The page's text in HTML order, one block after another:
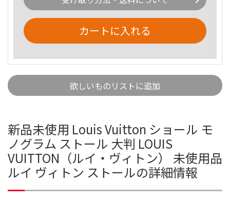
カートに入れる
欲しいものリストに追加
新品未使用 Louis Vuitton ショール モ
ノグラム ストール 大判 LOUIS
VUITTON（ルイ・ヴィトン） 未使用品
ルイ ヴィトン ストールの詳細情報